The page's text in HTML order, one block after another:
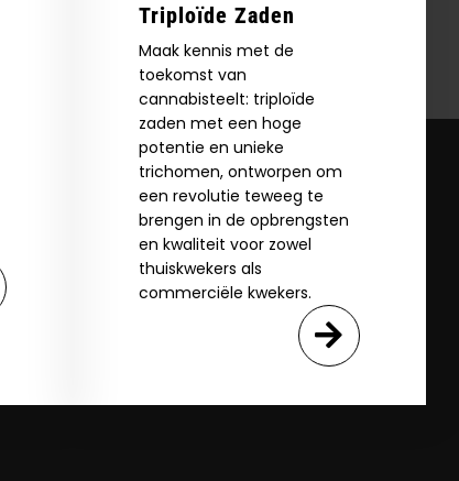
Triploïde Zaden
Maak kennis met de
toekomst van
cannabisteelt: triploïde
zaden met een hoge
potentie en unieke
trichomen, ontworpen om
een revolutie teweeg te
brengen in de opbrengsten
en kwaliteit voor zowel
thuiskwekers als
commerciële kwekers.